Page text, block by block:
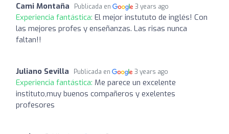
Cami Montaña Publicada en 3 years ago
Experiencia fantástica: El mejor instututo de inglés! Con
las mejores profes y enseñanzas. Las risas nunca
faltan!!
Juliano Sevilla Publicada en 3 years ago
Experiencia fantástica: Me parece un excelente
instituto,muy buenos compañeros y exelentes
profesores